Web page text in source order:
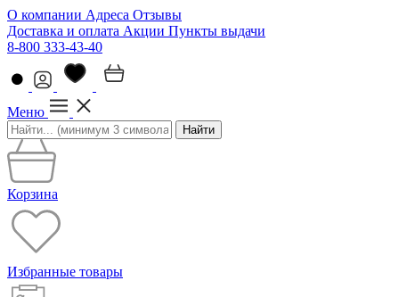
О компании Адреса Отзывы
Доставка и оплата Акции Пункты выдачи
8-800 333-43-40
Меню
Найти
Корзина
Избранные товары